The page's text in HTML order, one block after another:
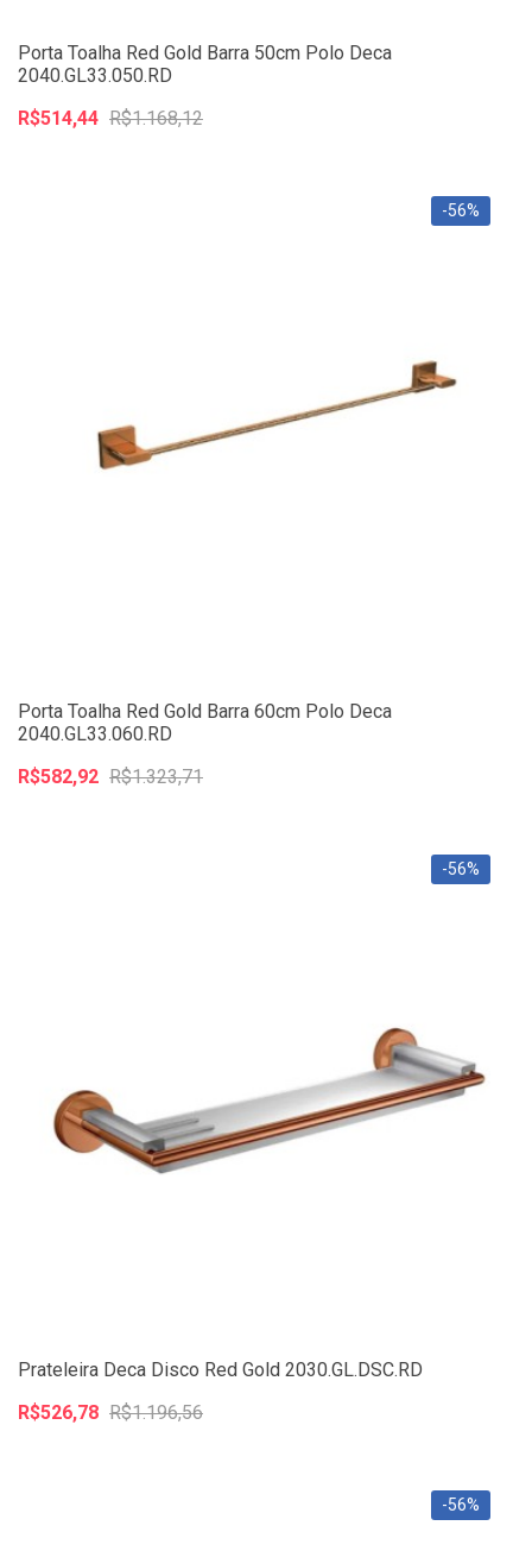
Porta Toalha Red Gold Barra 50cm Polo Deca
2040.GL33.050.RD
R$514,44 R$1.168,12
-56%
Porta Toalha Red Gold Barra 60cm Polo Deca
2040.GL33.060.RD
R$582,92 R$1.323,71
-56%
Prateleira Deca Disco Red Gold 2030.GL.DSC.RD
R$526,78 R$1.196,56
-56%